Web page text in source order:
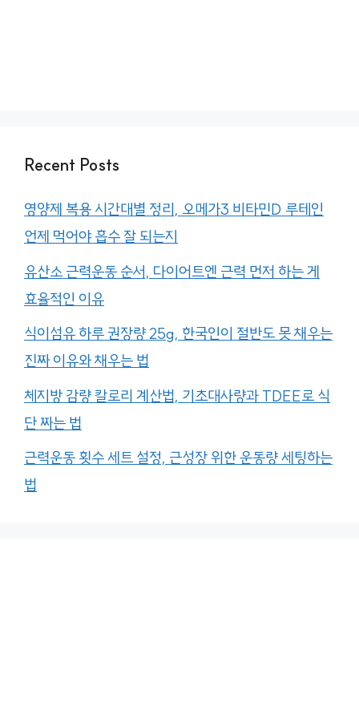
Recent Posts
영양제 복용 시간대별 정리, 오메가3 비타민D 루테인
언제 먹어야 흡수 잘 되는지
유산소 근력운동 순서, 다이어트엔 근력 먼저 하는 게
효율적인 이유
식이섬유 하루 권장량 25g, 한국인이 절반도 못 채우는
진짜 이유와 채우는 법
체지방 감량 칼로리 계산법, 기초대사량과 TDEE로 식
단 짜는 법
근력운동 횟수 세트 설정, 근성장 위한 운동량 세팅하는
법